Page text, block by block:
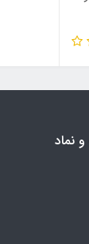
و نماد